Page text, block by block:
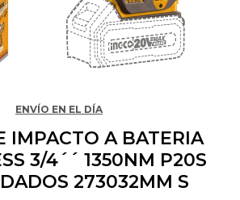
ENVÍO EN EL DÍA
IMPACTO A BATERIA
3/4´´ 1350NM P20S
273032MM S